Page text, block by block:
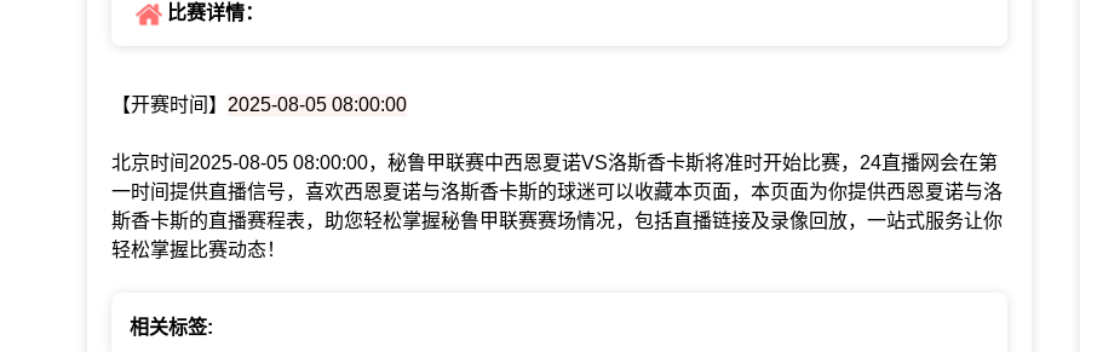
比赛详情：
【开赛时间】 2025-08-05 08:00:00
北京时间2025-08-05 08:00:00，秘鲁甲联赛中西恩夏诺VS洛斯香卡斯将准时开始比赛，24直播网会在第
一时间提供直播信号，喜欢西恩夏诺与洛斯香卡斯的球迷可以收藏本页面，本页面为你提供西恩夏诺与洛
斯香卡斯的直播赛程表，助您轻松掌握秘鲁甲联赛赛场情况，包括直播链接及录像回放，一站式服务让你
轻松掌握比赛动态！
相关标签: